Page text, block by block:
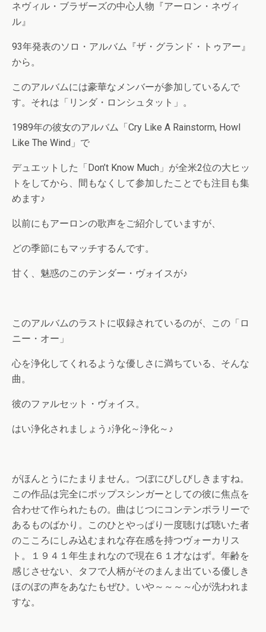
ネヴィル・ブラザーズの中心人物『アーロン・ネヴィ
ル』
93年発表のソロ・アルバム『ザ・グランド・トゥアー』
から。
このアルバムには豪華なメンバーが参加しているんで
す。それは「リンダ・ロンシュタット」。
1989年の彼女のアルバム「Cry Like A Rainstorm, Howl
Like The Wind」で
デュエットした「Don’t Know Much」が全米2位の大ヒッ
トをしてから、間もなくして参加したことでも注目も集
めます♪
以前にもアーロンの歌声をご紹介していますが、
どの季節にもマッチするんです。
甘く、魅惑のこのテンダー・ヴォイスが♪
このアルバムのラストに収録されているのが、この「ロ
ニー・オー」
心を浄化してくれるような優しさに満ちている、そんな
曲。
彼のファルセット・ヴォイス。
はい浄化されましょう♪浄化～浄化～♪
がほんとうにたまりません。つぼにびしびしきますね。
この作品は完全にポップスシンガーとしての彼に焦点を
合わせて作られたもの。曲はじつにコンテンポラリーで
あるものばかり。このひとやっぱり一度聴けば聴いた者
のこころにしみ込むまれな存在感を持つヴォーカリス
ト。１９４１年生まれなので現在６１才なはず。年齢を
感じさせない、タフで人柄がそのまんま出ている優しき
ほのぼの声をあなたもぜひ。いや～～～～心が洗われま
すな。